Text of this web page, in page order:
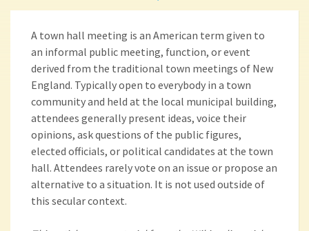
A town hall meeting is an American term given to
an informal public meeting, function, or event
derived from the traditional town meetings of New
England. Typically open to everybody in a town
community and held at the local municipal building,
attendees generally present ideas, voice their
opinions, ask questions of the public figures,
elected officials, or political candidates at the town
hall. Attendees rarely vote on an issue or propose an
alternative to a situation. It is not used outside of
this secular context.